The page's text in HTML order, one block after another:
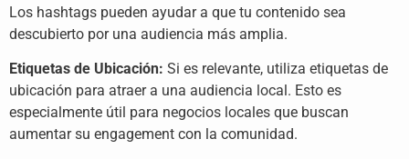
Los hashtags pueden ayudar a que tu contenido sea
descubierto por una audiencia más amplia.
Etiquetas de Ubicación: Si es relevante, utiliza etiquetas de
ubicación para atraer a una audiencia local. Esto es
especialmente útil para negocios locales que buscan
aumentar su engagement con la comunidad.